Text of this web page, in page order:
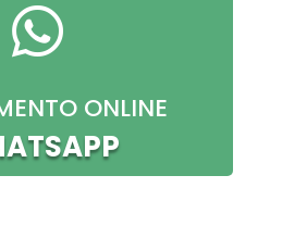

ONLINE